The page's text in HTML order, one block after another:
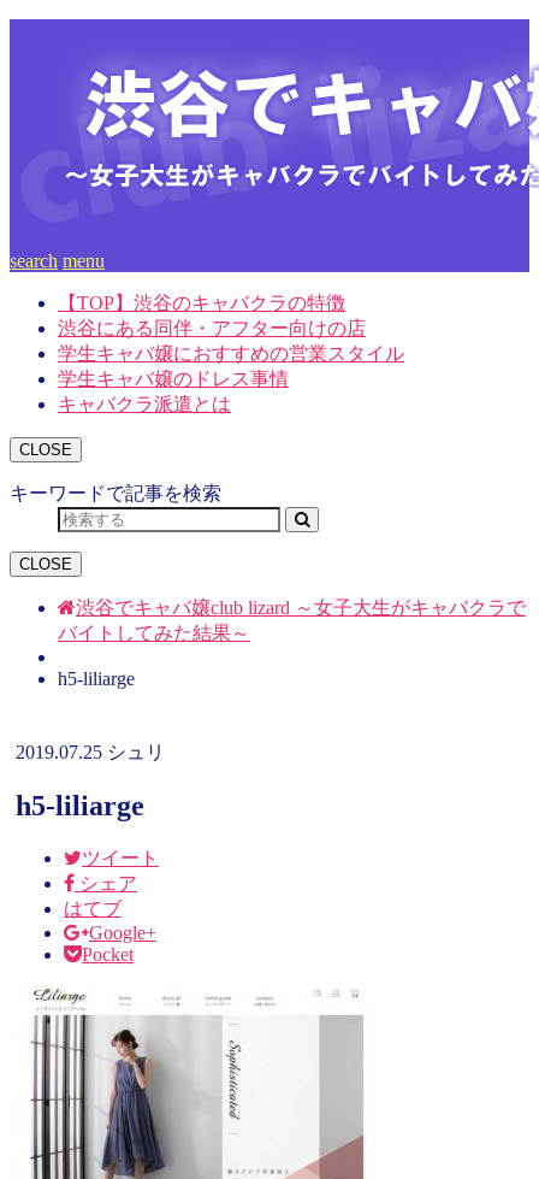
search menu
【TOP】渋谷のキャバクラの特徴
渋谷にある同伴・アフター向けの店
学生キャバ嬢におすすめの営業スタイル
学生キャバ嬢のドレス事情
キャバクラ派遣とは
CLOSE
キーワードで記事を検索
CLOSE
渋谷でキャバ嬢club lizard ～女子大生がキャバクラで
バイトしてみた結果～
h5-liliarge
2019.07.25 シュリ
h5-liliarge
ツイート
シェア
はてブ
Google+
Pocket